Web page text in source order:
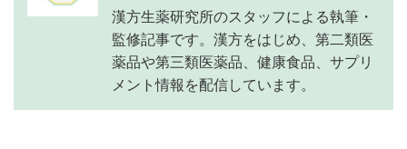
漢方生薬研究所のスタッフによる執筆・
監修記事です。漢方をはじめ、第二類医
薬品や第三類医薬品、健康食品、サプリ
メント情報を配信しています。